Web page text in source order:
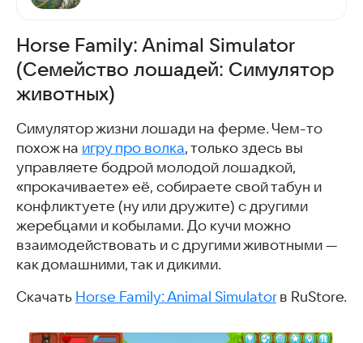
Horse Family: Animal Simulator
(Семейство лошадей: Симулятор
животных)
Симулятор жизни лошади на ферме. Чем-то
похож на игру про волка, только здесь вы
управляете бодрой молодой лошадкой,
«прокачиваете» её, собираете свой табун и
конфликтуете (ну или дружите) с другими
жеребцами и кобылами. До кучи можно
взаимодействовать и с другими животными —
как домашними, так и дикими.
Скачать Horse Family: Animal Simulatorв RuStore.